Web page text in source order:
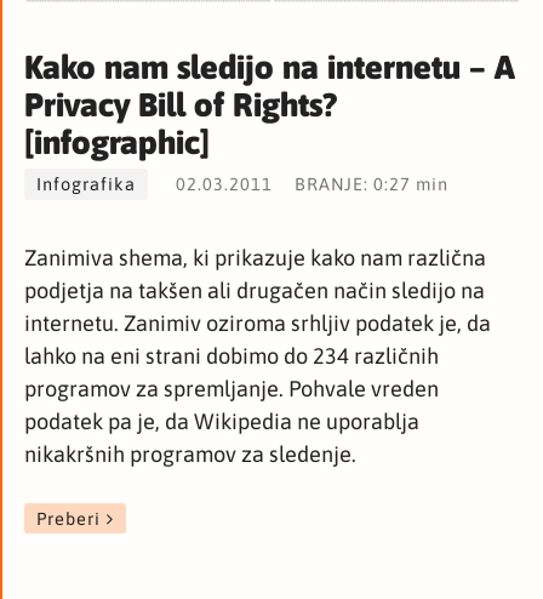
Kako nam sledijo na internetu – A
Privacy Bill of Rights?
[infographic]
Infografika 02.03.2011 BRANJE: 0:27 min
Zanimiva shema, ki prikazuje kako nam različna
podjetja na takšen ali drugačen način sledijo na
internetu. Zanimiv oziroma srhljiv podatek je, da
lahko na eni strani dobimo do 234 različnih
programov za spremljanje. Pohvale vreden
podatek pa je, da Wikipedia ne uporablja
nikakršnih programov za sledenje.
Preberi